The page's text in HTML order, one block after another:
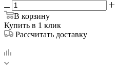
В корзину
Купить в 1 клик
Рассчитать доставку